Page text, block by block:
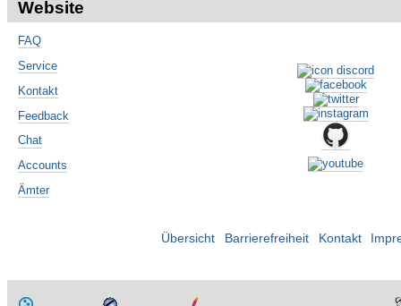
Website
FAQ
Service
Kontakt
Feedback
Chat
Accounts
Ämter
Übersicht Barrierefreiheit Kontakt